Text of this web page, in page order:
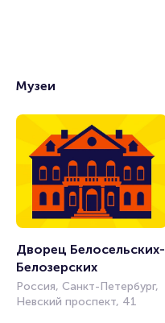
Музеи
Дворец Белосельских-
Белозерских
Россия, Санкт-Петербург,
Невский проспект, 41